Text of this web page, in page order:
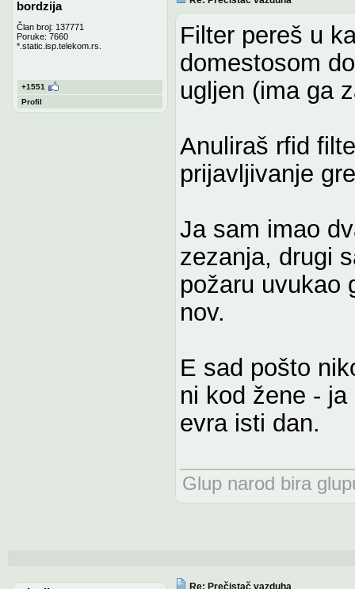
bordzija
Član broj: 137771
Poruke: 7660
*.static.isp.telekom.rs.
+1551
Profil
Filter pereš u
domestosom
ugljen (ima ga
Anuliraš rfid
prijavljivanje
Ja sam imao
zezanja, drugi
požaru uvukao
nov.
E sad pošto
ni kod žene -
evra isti dan.
Glup narod bira
Re: Prečistač vazduha